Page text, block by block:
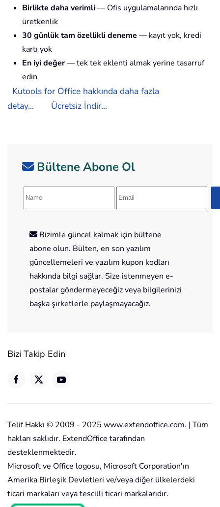
Birlikte daha verimli — Ofis uygulamalarında hızlı
üretkenlik
30 günlük tam özellikli deneme — kayıt yok, kredi
kartı yok
En iyi değer— tek tek eklenti almak yerine tasarruf
edin
Kutools for Office hakkında daha fazla
detay...
Ücretsiz İndir...
Bültene Abone Ol
Bizimle güncel kalmak için bültene
abone olun. Bülten, en son yazılım
güncellemeleri ve yazılım kupon kodları
hakkında bilgi sağlar. Size istenmeyen e-
postalar göndermeyeceğiz veya bilgilerinizi
başka şirketlerle paylaşmayacağız.
Bizi Takip Edin
Telif Hakkı © 2009 - 2025 www.extendoffice.com. | Tüm
hakları saklıdır. ExtendOffice tarafından
desteklenmektedir.
Microsoft ve Office logosu, Microsoft Corporation'ın
Amerika Birleşik Devletleri ve/veya diğer ülkelerdeki
ticari markaları veya tescilli ticari markalarıdır.